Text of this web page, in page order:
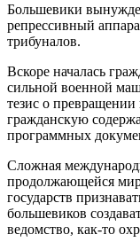
Большевики
репрессивный
трибуналов.
Вскоре началась
сильной военной
тезис о
гражданскую
программных
Сложная
продолжающейся
государств
большевиков
ведомство, как-то